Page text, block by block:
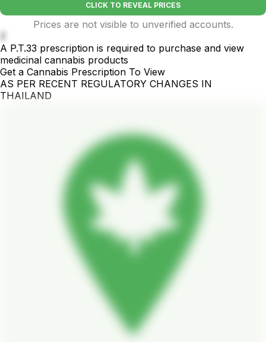
CLICK TO REVEAL PRICES
Prices are not visible to unverified accounts.
A P.T.33 prescription is required to purchase and view
medicinal cannabis products
Get a Cannabis Prescription To View
AS PER RECENT REGULATORY CHANGES IN
THAILAND